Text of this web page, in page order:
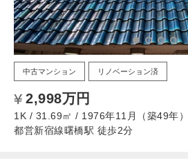
中古マンション リノベーション済
2,998万円
1K / 31.69㎡ / 1976年11月（築49年）
都営新宿線曙橋駅 徒歩2分